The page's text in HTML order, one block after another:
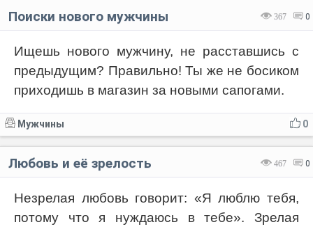
367 0
Поиски нового мужчины
Ищешь нового мужчину, не расставшись с
предыдущим? Правильно! Ты же не босиком
приходишь в магазин за новыми сапогами.
0
Мужчины
467 0
Любовь и её зрелость
Незрелая любовь говорит: «Я люблю тебя,
потому что я нуждаюсь в тебе». Зрелая